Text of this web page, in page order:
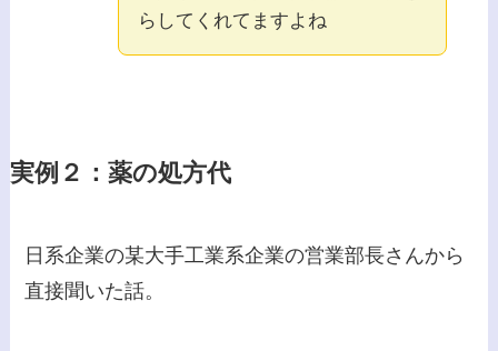
らしてくれてますよね
実例２：薬の処方代
日系企業の某大手工業系企業の営業部長さんから
直接聞いた話。